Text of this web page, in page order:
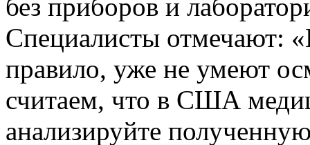
без приборов и
Специалисты отмечают:
правило, уже не умеют
считаем, что в США
анализируйте